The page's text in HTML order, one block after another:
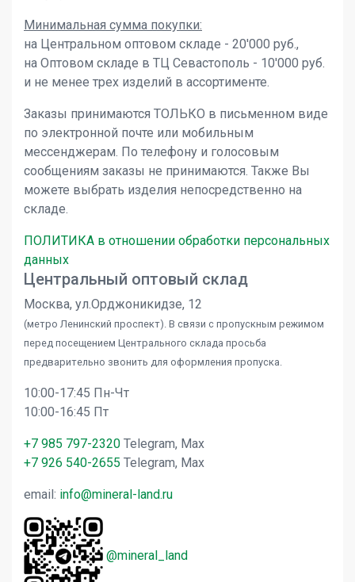
Минимальная сумма покупки:
на Центральном оптовом складе - 20'000 руб.,
на Оптовом складе в ТЦ Севастополь - 10'000 руб.
и не менее трех изделий в ассортименте.
Заказы принимаются ТОЛЬКО в письменном виде
по электронной почте или мобильным
мессенджерам. По телефону и голосовым
сообщениям заказы не принимаются. Также Вы
можете выбрать изделия непосредственно на
складе.
ПОЛИТИКА в отношении обработки персональных
данных
Центральный оптовый склад
Москва, ул.Орджоникидзе, 12
(метро Ленинский проспект). В связи с пропускным режимом
перед посещением Центрального склада просьба
предварительно звонить для оформления пропуска.
10:00-17:45 Пн-Чт
10:00-16:45 Пт
+7 985 797-2320 Telegram, Max
+7 926 540-2655 Telegram, Max
email: info@mineral-land.ru
@mineral_land